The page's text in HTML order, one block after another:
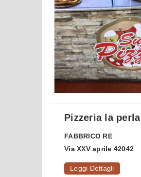
Pizzeria la perla
FABBRICO RE
Via XXV aprile 42042
Leggi Dettagli